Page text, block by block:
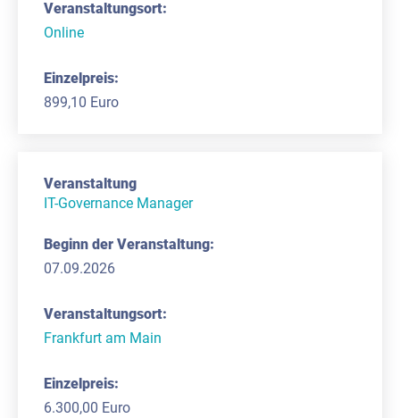
Online
899,10 Euro
IT-Governance Manager
07.09.2026
Frankfurt am Main
6.300,00 Euro